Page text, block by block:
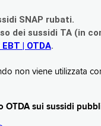
SNAP rubati.
dei sussidi TA (in
| OTDA.
non viene utilizzata
OTDA sui sussidi